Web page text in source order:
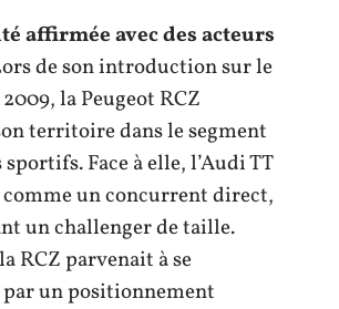
affirmée avec des acteurs
de son introduction sur le
la Peugeot RCZ
territoire dans le segment
sportifs. Face à elle, l’Audi TT
comme un concurrent direct,
un challenger de taille.
RCZ parvenait à se
un positionnement